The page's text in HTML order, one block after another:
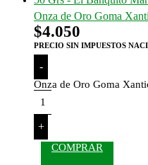
Onza de Oro Goma
$4.050
PRECIO SIN IMPUESTOS
-
Onza de Oro Goma
+
COMPRAR